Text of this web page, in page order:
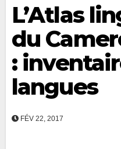
L’Atlas
du
:
langues
FÉV 22, 2017